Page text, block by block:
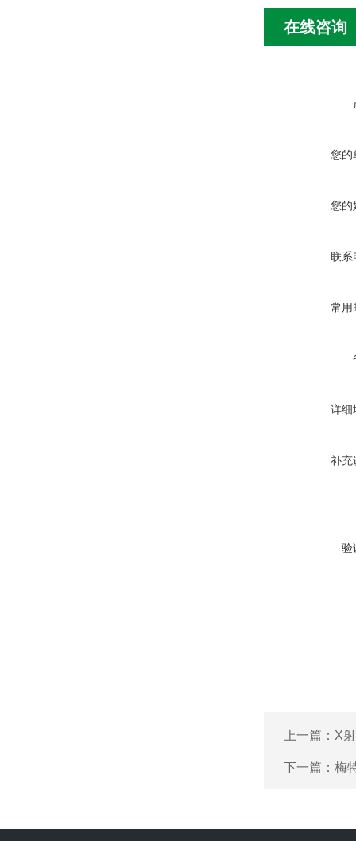
在线咨询
您的
您的
联系
常用
详细
补充
验
上一篇： X
下一篇： 梅